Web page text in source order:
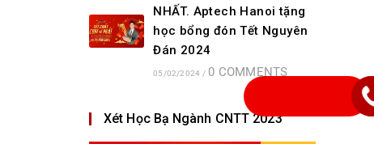
NHẤT. Aptech Hanoi tặng
học bổng đón Tết Nguyên
Đán 2024
05/02/2024 / 0 COMMENTS
Xét Học Bạ Ngành CNTT 2023